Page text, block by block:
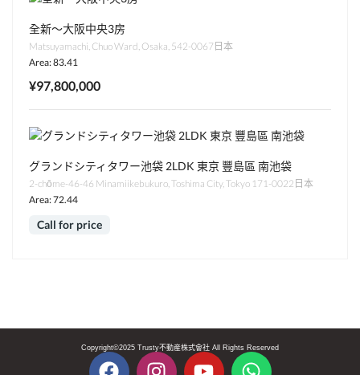
全新～大阪中央3房
Matsuyamachi, Chuo Ward, Osaka, 542-0067日本
Area: 83.41
¥97,800,000
グランドシティタワー池袋 2LDK 東京 豐島區 南池袋
2-chōme-46-46 Minamiikebukuro, Toshima City, Tokyo 171-0022日本
Area: 72.44
Call for price
Copyright©2025 Trusty不動産株式會社 All Rights Reserved